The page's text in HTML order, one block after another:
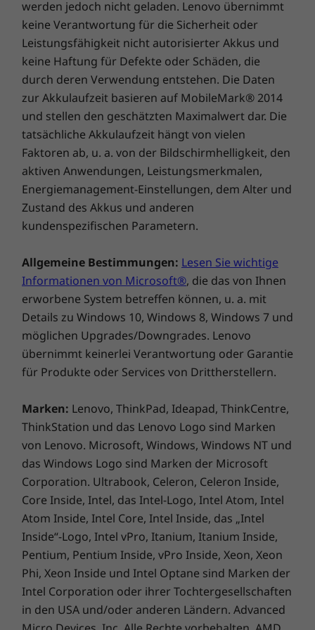
werden jedoch nicht geladen. Lenovo übernimmt
keine Verantwortung für die Sicherheit oder
Leistungsfähigkeit nicht autorisierter Akkus und
keine Haftung für Defekte oder Schäden, die
durch deren Verwendung entstehen. Die Daten
zur Akkulaufzeit basieren auf MobileMark® 2014
und stellen den geschätzten Maximalwert dar. Die
tatsächliche Akkulaufzeit hängt von vielen
Faktoren ab, u. a. von der Bildschirmhelligkeit, den
aktiven Anwendungen, Leistungsmerkmalen,
Energiemanagement-Einstellungen, dem Alter und
Zustand des Akkus und anderen
kundenspezifischen Parametern.
Allgemeine Bestimmungen: Lesen Sie wichtige
Informationen von Microsoft®, die das von Ihnen
erworbene System betreffen können, u. a. mit
Details zu Windows 10, Windows 8, Windows 7 und
möglichen Upgrades/Downgrades. Lenovo
übernimmt keinerlei Verantwortung oder Garantie
für Produkte oder Services von Drittherstellern.
Marken: Lenovo, ThinkPad, Ideapad, ThinkCentre,
ThinkStation und das Lenovo Logo sind Marken
von Lenovo. Microsoft, Windows, Windows NT und
das Windows Logo sind Marken der Microsoft
Corporation. Ultrabook, Celeron, Celeron Inside,
Core Inside, Intel, das Intel-Logo, Intel Atom, Intel
Atom Inside, Intel Core, Intel Inside, das „Intel
Inside“-Logo, Intel vPro, Itanium, Itanium Inside,
Pentium, Pentium Inside, vPro Inside, Xeon, Xeon
Phi, Xeon Inside und Intel Optane sind Marken der
Intel Corporation oder ihrer Tochtergesellschaften
in den USA und/oder anderen Ländern. Advanced